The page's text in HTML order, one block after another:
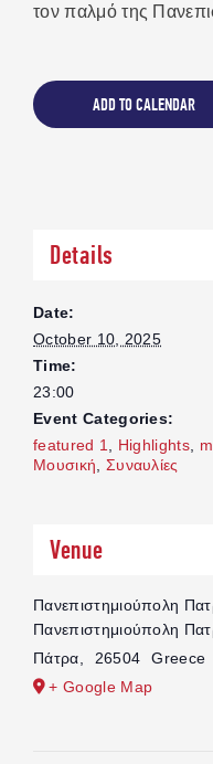
τον παλμό της
ADD TO CALENDAR
Details
Date:
October 10, 2025
Time:
23:00
Event Categories:
featured 1
Highlights
Μουσική
Συναυλίες
Venue
Πανεπιστημιούπολη
Πανεπιστημιούπολη
Πάτρα
26504
Greece
+ Google Map